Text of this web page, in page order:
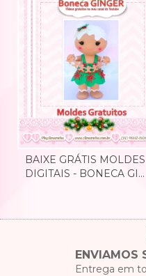
BAIXE GRÁTIS MOLDES
DIGITAIS - BONECA GI...
ENVIAMOS
Entrega em